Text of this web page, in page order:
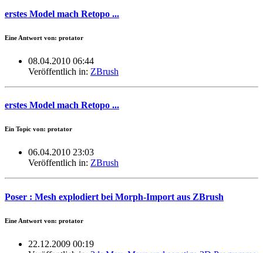
erstes Model mach Retopo ...
Eine Antwort von: protator
08.04.2010 06:44
Veröffentlich in: ZBrush
erstes Model mach Retopo ...
Ein Topic von: protator
06.04.2010 23:03
Veröffentlich in: ZBrush
Poser : Mesh explodiert bei Morph-Import aus ZBrush
Eine Antwort von: protator
22.12.2009 00:19